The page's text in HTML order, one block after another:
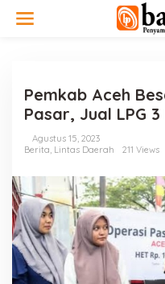
Pemkab Aceh
Pasar, Jual LPG 3
Agustus 15, 2023
Berita, Lintas Daerah 211 Views